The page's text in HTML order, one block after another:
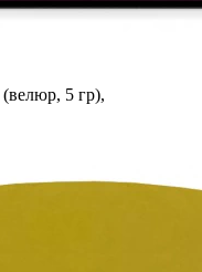
(велюр, 5 гр),